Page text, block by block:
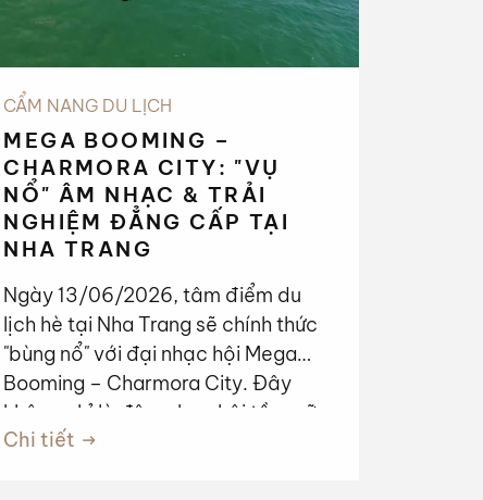
CẨM NANG DU LỊCH
MEGA BOOMING –
CHARMORA CITY: "VỤ
NỔ" ÂM NHẠC & TRẢI
NGHIỆM ĐẲNG CẤP TẠI
NHA TRANG
Ngày 13/06/2026, tâm điểm du
lịch hè tại Nha Trang sẽ chính thức
"bùng nổ" với đại nhạc hội Mega
Booming – Charmora City. Đây
không chỉ là đêm nhạc hội tầm cỡ
quốc gia mà còn là khởi đầu cho
Chi tiết